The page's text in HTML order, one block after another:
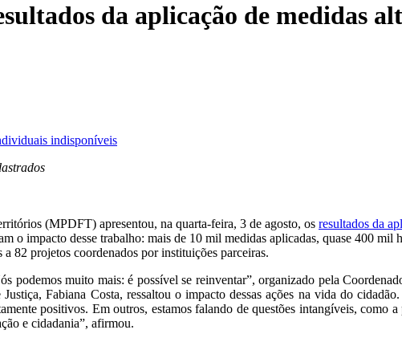
da aplicação de medidas
indisponíveis
(MPDFT) apresentou, na quarta-feira, 3 de agosto, os resultados da
o impacto desse trabalho: mais de 10 mil medidas aplicadas, quase 400 mil
82 projetos coordenados por instituições parceiras.
podemos muito mais: é possível se reinventar”, organizado pela
Fabiana Costa, ressaltou o impacto dessas ações na vida do
positivos. Em outros, estamos falando de questões intangíveis, como
e cidadania”, afirmou.